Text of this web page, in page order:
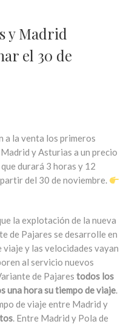
y Madrid
el 30 de
a la venta los primeros
y Asturias a un precio
durará 3 horas y 12
del 30 de noviembre.
la explotación de la nueva
de Pajares se desarrolle en
viaje y las velocidades vayan
al servicio nuevos
de Pajares todos los
una hora su tiempo de viaje.
de viaje entre Madrid y
. Entre Madrid y Pola de